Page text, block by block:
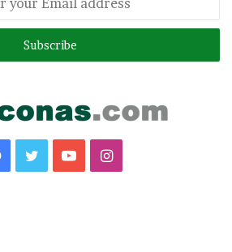
Facebook
TwitterYouTubeInstagram